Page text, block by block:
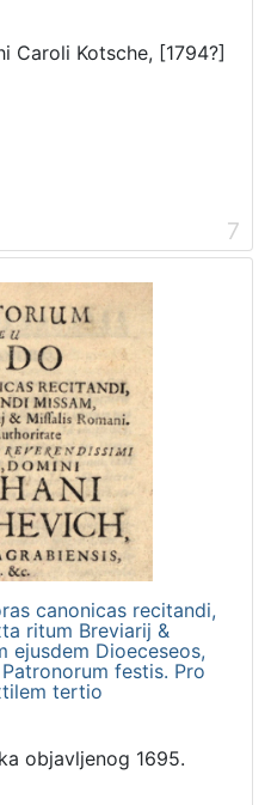
Caroli Kotsche, [1794?]
7
canonicas recitandi,
ritum Breviarij &
ejusdem Dioeceseos,
festis. Pro
tertio
objavljenog 1695.